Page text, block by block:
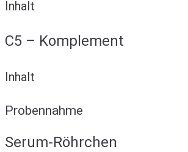
Inhalt
C5 – Komplement
Inhalt
Probennahme
Serum-Röhrchen